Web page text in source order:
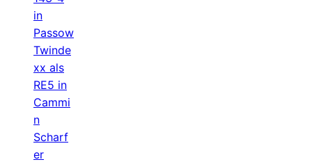
in
Passow
Twinde
xx als
RE5 in
Cammi
n
Scharf
er